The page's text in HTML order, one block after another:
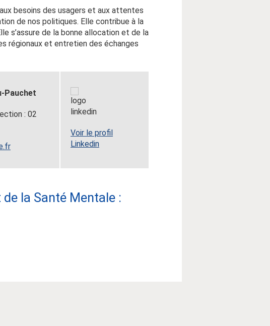
besoins des usagers et aux attentes
de nos politiques. Elle contribue à la
s’assure de la bonne allocation et de la
régionaux et entretien des échanges
Pauchet
: 02
Voir le profil
Linkedin
la Santé Mentale :